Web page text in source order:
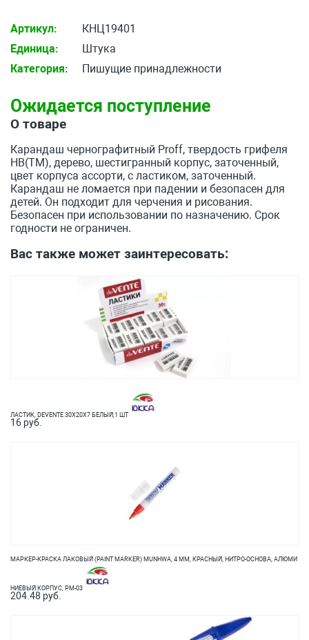
Артикул:
КНЦ19401
Единица:
Штука
Категория:
Пишущие принадлежности
Ожидается поступление
О товаре
Карандаш чернографитный Proff, твердость грифеля
HB(ТМ), дерево, шестигранный корпус, заточенный,
цвет корпуса ассорти, с ластиком, заточенный.
Карандаш не ломается при падении и безопасен для
детей. Он подходит для черчения и рисования.
Безопасен при использовании по назначению. Срок
годности не ограничен.
Вас также может заинтересовать:
ЛАСТИК, DEVENTE 30Х20Х7 БЕЛЫЙ,1 ШТ
16 руб.
МАРКЕР-КРАСКА ЛАКОВЫЙ (PAINT MARKER) MUNHWA, 4 ММ, КРАСНЫЙ, НИТРО-ОСНОВА, АЛЮМИ
НИЕВЫЙ КОРПУС, PM-03
204.48 руб.